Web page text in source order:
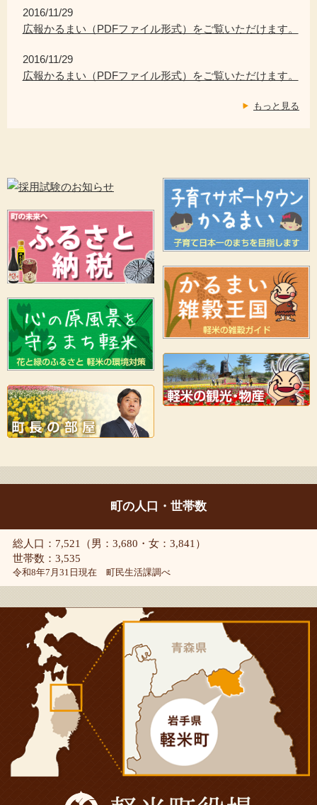
2016/11/29
広報かるまい（PDFファイル形式）をご覧いただけます。
2016/11/29
広報かるまい（PDFファイル形式）をご覧いただけます。
もっと見る
町の人口・世帯数
総人口：7,521（男：3,680・女：3,841）
世帯数：3,535
令和8年7月31日現在 町民生活課調べ